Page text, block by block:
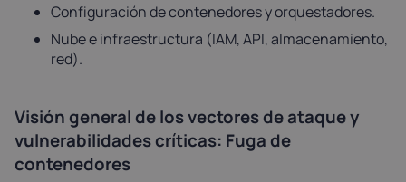
Configuración de contenedores y orquestadores.
Nube e infraestructura (IAM, API, almacenamiento,
red).
Visión general de los vectores de ataque y
vulnerabilidades críticas: Fuga de
contenedores